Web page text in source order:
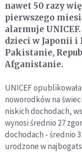
nawet 50 razy
pierwszego
alarmuje
dzieci w Japonii
Pakistanie,
Afganistanie.
UNICEF
noworodków na
niskich dochodach,
wynosi średnio 27
dochodach - średnio
urodzone w